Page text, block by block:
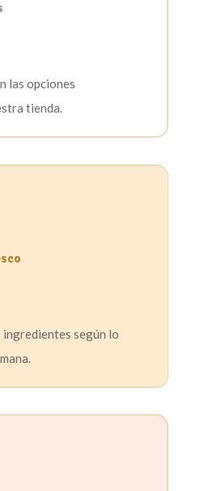
las opciones
tienda.
ingredientes según lo